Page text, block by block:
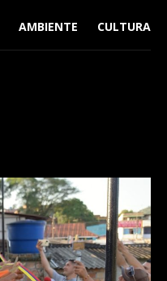
AMBIENTE CULTURA